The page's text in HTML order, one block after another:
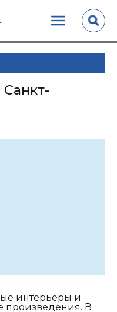
Санкт-
интерьеры и
произведения. В